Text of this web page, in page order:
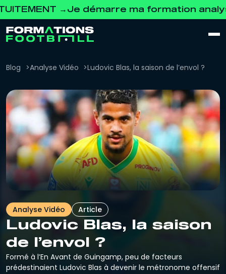
→Je démarre ma formation analyse vidéo
Blog Analyse Vidéo Ludovic Blas, la saison de l’envol ?
Analyse Vidéo Article
Ludovic Blas, la saison
de l’envol ?
Formé à l’En Avant de Guingamp, peu de facteurs
prédestinaient Ludovic Blas à devenir le métronome offensif